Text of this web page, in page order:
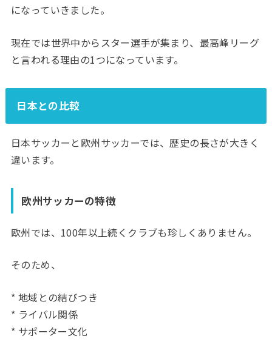
になっていきました。
現在では世界中からスター選手が集まり、最高峰リーグ
と言われる理由の1つになっています。
日本との比較
日本サッカーと欧州サッカーでは、歴史の長さが大きく
違います。
欧州サッカーの特徴
欧州では、100年以上続くクラブも珍しくありません。
そのため、
* 地域との結びつき
* ライバル関係
* サポーター文化